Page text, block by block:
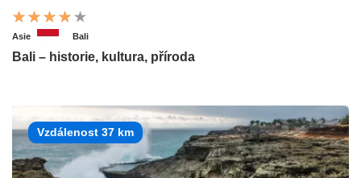
Asie Bali
Bali – historie, kultura, příroda
Vzdálenost 37 km